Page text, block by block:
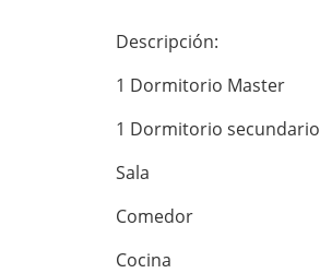
Descripción:
1 Dormitorio Master
1 Dormitorio secundario
Sala
Comedor
Cocina